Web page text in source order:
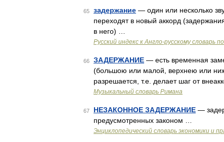
65 задержание — один или несколько
переходят в новый аккорд
в него) …
Русский индекс к Англо-русскому словарь
66 ЗАДЕРЖАНИЕ — есть временная
(большою или малой, верхнею или
разрешается, т.е. делает шаг от
Музыкальный словарь Римана
67 НЕЗАКОННОЕ ЗАДЕРЖАНИЕ —
предусмотренных законом …
Энциклопедический словарь экономики и